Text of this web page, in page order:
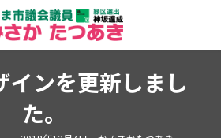
インを更新しまし
た。